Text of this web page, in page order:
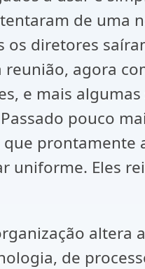
de uma
diretores
agora
e mais
pouco
prontamente
uniforme. Eles
altera
de